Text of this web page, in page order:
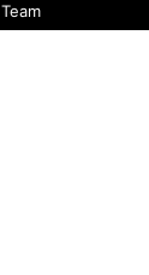
Team